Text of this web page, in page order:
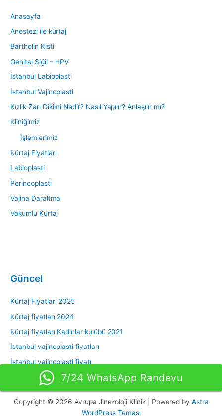
Anasayfa
Anestezi ile kürtaj
Bartholin Kisti
Genital Siğil – HPV
İstanbul Labioplasti
İstanbul Vajinoplasti
Kızlık Zarı Dikimi Nedir? Nasıl Yapılır? Anlaşılır mı?
Kliniğimiz
İşlemlerimiz
Kürtaj Fiyatları
Labioplasti
Perineoplasti
Vajina Daraltma
Vakumlu Kürtaj
Güncel
Kürtaj Fiyatları 2025
Kürtaj fiyatları 2024
Kürtaj fiyatları Kadınlar kulübü 2021
İstanbul vajinoplasti fiyatları
İstanbul vajinoplasti fiyatı
Copyright © 2026 Avrupa Jinekoloji Klinik | Powered by Astra
WordPress Teması
7/24 WhatsApp Randevu